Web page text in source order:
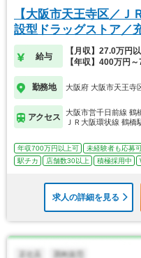
【大阪市天王寺区／
設型ドラッグストア／
給与
【月収】27.0万円
【年収】400万円
勤務地 大阪府 大阪市天王寺
アクセス
大阪市営千日前線 鶴
ＪＲ大阪環状線 鶴
年収700万円以上可 未経験者も応募
駅チカ
店舗数30以上 積極採用中
求人の詳細を見る